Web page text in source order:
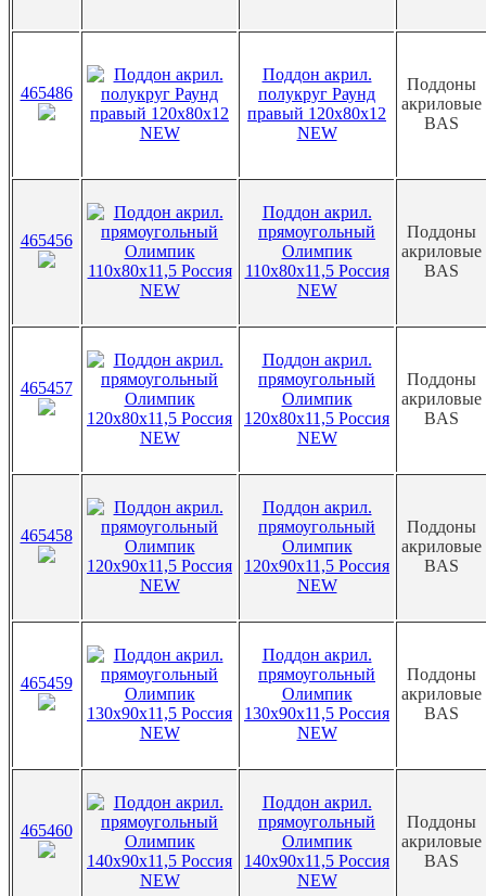
465486
Поддон акрил.
полукруг Раунд
правый 120х80х12
NEW
Поддоны
акриловые
BAS
465456
Поддон акрил.
прямоугольный
Олимпик
110х80х11,5 Россия
NEW
Поддоны
акриловые
BAS
465457
Поддон акрил.
прямоугольный
Олимпик
120х80х11,5 Россия
NEW
Поддоны
акриловые
BAS
465458
Поддон акрил.
прямоугольный
Олимпик
120х90х11,5 Россия
NEW
Поддоны
акриловые
BAS
465459
Поддон акрил.
прямоугольный
Олимпик
130х90х11,5 Россия
NEW
Поддоны
акриловые
BAS
465460
Поддон акрил.
прямоугольный
Олимпик
140х90х11,5 Россия
NEW
Поддоны
акриловые
BAS